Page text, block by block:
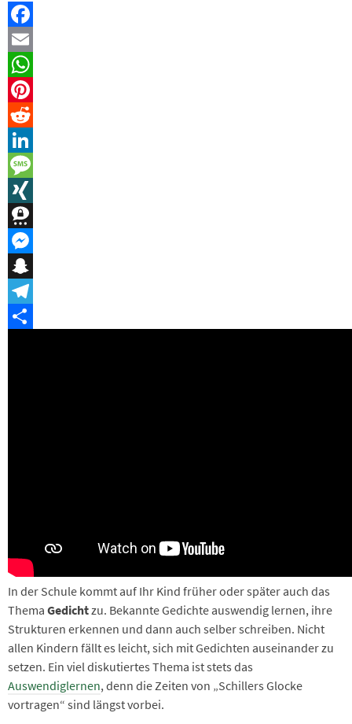
Facebook
Email
WhatsApp
Pinterest
Reddit
LinkedIn
Message
XING
Threema
Messenger
Snapchat
Telegram
In der Schule kommt auf Ihr Kind früher oder später auch das
Thema Gedichtzu. Bekannte Gedichte auswendig lernen, ihre
Strukturen erkennen und dann auch selber schreiben. Nicht
allen Kindern fällt es leicht, sich mit Gedichten auseinander zu
setzen. Ein viel diskutiertes Thema ist stets das
Auswendiglernen, denn die Zeiten von „Schillers Glocke
vortragen“ sind längst vorbei.